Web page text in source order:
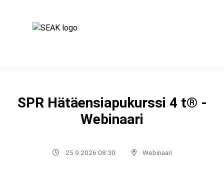
SPR Hätäensiapukurssi 4 t® -
Webinaari
25.9.2026 08:30 Webinaari